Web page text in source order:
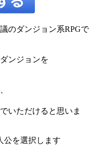
のダンジョン系RPGで
ンジョンを
いただけると思いま
公を選択します